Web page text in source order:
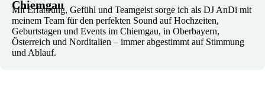
Chiemgau
Mit Erfahrung, Gefühl und Teamgeist sorge ich als DJ AnDi mit
meinem Team für den perfekten Sound auf Hochzeiten,
Geburtstagen und Events im Chiemgau, in Oberbayern,
Österreich und Norditalien – immer abgestimmt auf Stimmung
und Ablauf.